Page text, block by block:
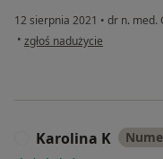
12 sierpnia 2021 • dr n. med.
• w opinii użytkownika
zgłoś nadużycie
Karolina K